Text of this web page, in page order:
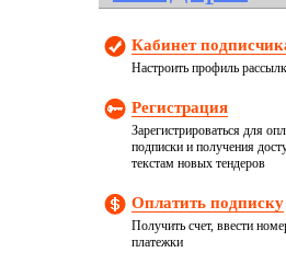
Кабинет
Настроить профиль
Регистрация
Зарегистрироваться для
подписки и получения
текстам новых тендеров
Оплатить подписку
Получить счет, ввести
платежки